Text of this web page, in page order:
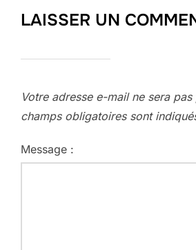
LAISSER UN
Votre adresse e-mail ne sera pas
champs obligatoires sont
Message :